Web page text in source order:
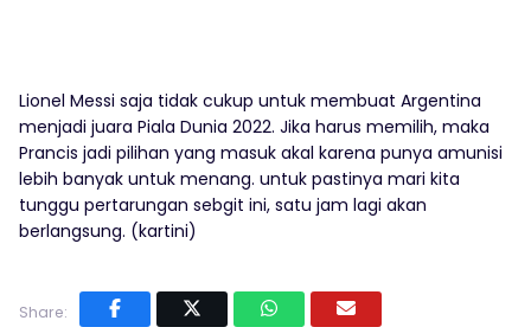
Lionel Messi saja tidak cukup untuk membuat Argentina
menjadi juara Piala Dunia 2022. Jika harus memilih, maka
Prancis jadi pilihan yang masuk akal karena punya amunisi
lebih banyak untuk menang. untuk pastinya mari kita
tunggu pertarungan sebgit ini, satu jam lagi akan
berlangsung. (kartini)
Share: